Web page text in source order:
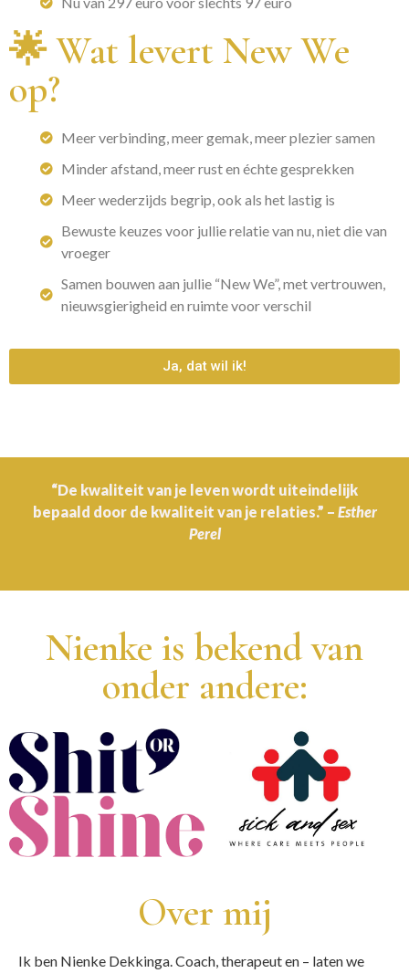
🌟 Wat levert New We
op?
Meer verbinding, meer gemak, meer plezier samen
Minder afstand, meer rust en échte gesprekken
Meer wederzijds begrip, ook als het lastig is
Bewuste keuzes voor jullie relatie van nu, niet die van
vroeger
Samen bouwen aan jullie “New We”, met vertrouwen,
nieuwsgierigheid en ruimte voor verschil
Ja, dat wil ik!
“De kwaliteit van je leven wordt uiteindelijk
bepaald door de kwaliteit van je relaties.” – Esther
Perel
Nienke is bekend van
onder andere:
Over mij
Ik ben Nienke Dekkinga. Coach, therapeut en – laten we